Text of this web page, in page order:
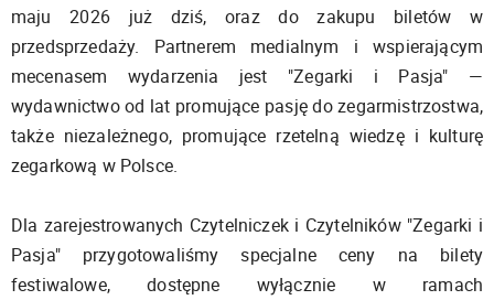
maju 2026 już dziś, oraz do zakupu biletów w
przedsprzedaży. Partnerem medialnym i wspierającym
mecenasem wydarzenia jest "Zegarki i Pasja" —
wydawnictwo od lat promujące pasję do zegarmistrzostwa,
także niezależnego, promujące rzetelną wiedzę i kulturę
zegarkową w Polsce.
Dla zarejestrowanych Czytelniczek i Czytelników "Zegarki i
Pasja" przygotowaliśmy specjalne ceny na bilety
festiwalowe, dostępne wyłącznie w ramach